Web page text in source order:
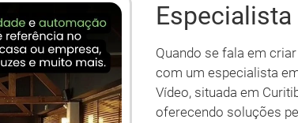
Quando se fala em
com um especialista
Vídeo, situada em
oferecendo soluções